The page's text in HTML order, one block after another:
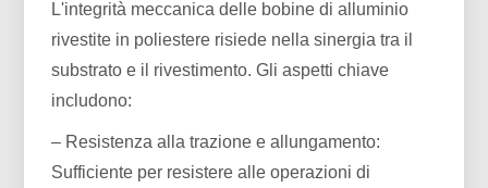
L'integrità meccanica delle bobine di alluminio
rivestite in poliestere risiede nella sinergia tra il
substrato e il rivestimento. Gli aspetti chiave
includono:
– Resistenza alla trazione e allungamento:
Sufficiente per resistere alle operazioni di